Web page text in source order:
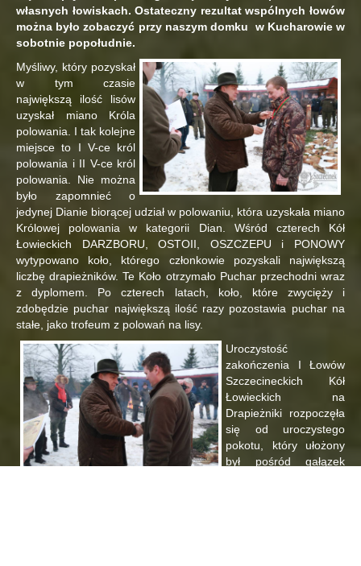
własnych łowiskach. Ostateczny rezultat wspólnych łowów
można było zobaczyć przy naszym domku w Kucharowie w
sobotnie popołudnie.
Myśliwy, który pozyskał
w tym czasie
największą ilość lisów
uzyskał miano Króla
polowania. I tak kolejne
miejsce to I V-ce król
polowania i II V-ce król
polowania. Nie można
było zapomnieć o
jedynej Dianie biorącej udział w polowaniu, która uzyskała miano
Królowej polowania w kategorii Dian. Wśród czterech Kół
Łowieckich DARZBORU, OSTOII, OSZCZEPU i PONOWY
wytypowano koło, którego członkowie pozyskali największą
liczbę drapieżników. Te Koło otrzymało Puchar przechodni wraz
z dyplomem. Po czterech latach, koło, które zwycięży i
zdobędzie puchar największą ilość razy pozostawia puchar na
stałe, jako trofeum z polowań na lisy.
Uroczystość
zakończenia I Łowów
Szczecineckich Kół
Łowieckich na
Drapieżniki rozpoczęła
się od uroczystego
pokotu, który ułożony
był pośród gałązek